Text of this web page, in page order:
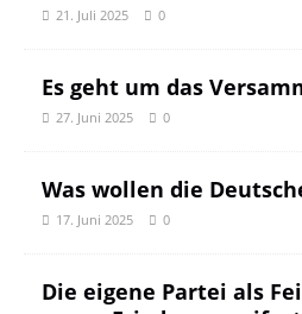
21. Juli 2025 0
Es geht um das
27. Juni 2025 0
Was wollen die
17. Juni 2025 0
Die eigene Partei als